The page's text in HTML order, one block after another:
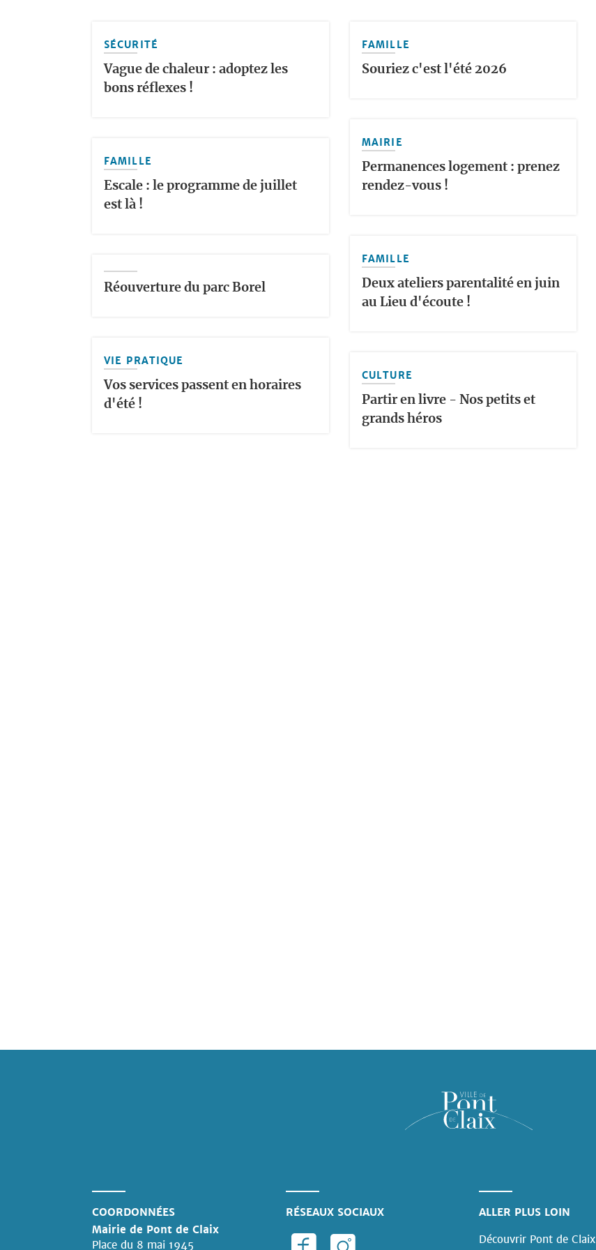
SÉCURITÉ
Vague de chaleur : adoptez les
bons réflexes !
FAMILLE
Escale : le programme de juillet
est là !
Réouverture du parc Borel
VIE PRATIQUE
Vos services passent en horaires
d'été !
FAMILLE
Souriez c'est l'été 2026
MAIRIE
Permanences logement : prenez
rendez-vous !
FAMILLE
Deux ateliers parentalité en juin
au Lieu d'écoute !
CULTURE
Partir en livre - Nos petits et
grands héros
COORDONNÉES
Mairie de Pont de Claix
Place du 8 mai 1945
RÉSEAUX SOCIAUX ALLER PLUS LOIN
Découvrir Pont de Claix